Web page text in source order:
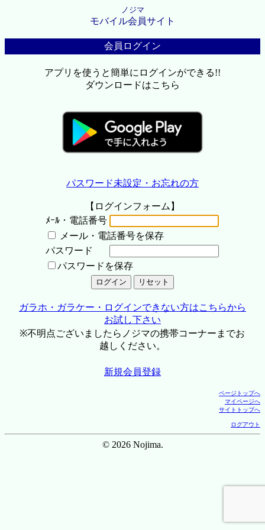
ノジマ
モバイル会員サイト
会員ログイン
アプリを使うと簡単にログインができる!!
ダウンロードはこちら
パスワード未設定・お忘れの方
【ログインフォーム】
ﾒｰﾙ・電話番号
メール・電話番号を保存
パスワード
パスワードを保存
ガラホ・ガラケー・ログインできない方はこちらから
お試し下さい
※不明点ございましたらノジマの携帯コーナーまでお
越しください。
新規会員登録
ページトップへ
マイページへ
サイトトップへ
ログアウト
© 2026 Nojima.